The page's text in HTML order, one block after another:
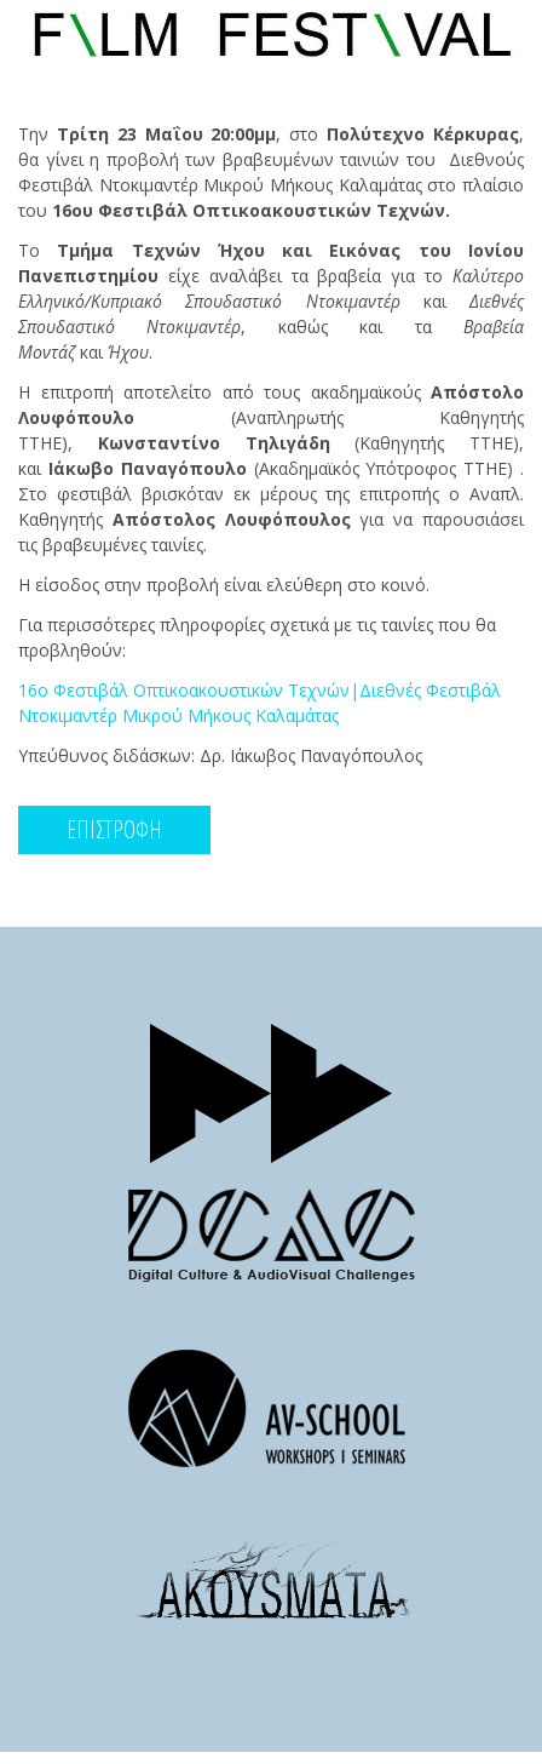
Την Τρίτη 23 Μαΐου 20:00μμ, στο Πολύτεχνο Κέρκυρας,
θα γίνει η προβολή των βραβευμένων ταινιών του Διεθνούς
Φεστιβάλ Ντοκιμαντέρ Μικρού Μήκους Καλαμάτας στο πλαίσιο
του 16ου Φεστιβάλ Οπτικοακουστικών Τεχνών.
To Τμήμα Τεχνών Ήχου και Εικόνας του Ιονίου
Πανεπιστημίου είχε αναλάβει τα βραβεία για το Καλύτερο
Ελληνικό/Κυπριακό Σπουδαστικό Ντοκιμαντέρκαι Διεθνές
Σπουδαστικό Ντοκιμαντέρ, καθώς και τα Βραβεία
Μοντάζκαι Ήχου.
Η επιτροπή αποτελείτο από τους ακαδημαϊκούς Απόστολο
Λουφόπουλο (Αναπληρωτής Καθηγητής
ΤΤΗΕ), Κωνσταντίνο Τηλιγάδη (Καθηγητής ΤΤΗΕ),
και Ιάκωβο Παναγόπουλο (Ακαδημαϊκός Υπότροφος ΤΤΗΕ) .
Στο φεστιβάλ βρισκόταν εκ μέρους της επιτροπής ο Αναπλ.
Καθηγητής Απόστολος Λουφόπουλοςγια να παρουσιάσει
τις βραβευμένες ταινίες.
Η είσοδος στην προβολή είναι ελεύθερη στο κοινό.
Για περισσότερες πληροφορίες σχετικά με τις ταινίες που θα
προβληθούν:
16ο Φεστιβάλ Οπτικοακουστικών Τεχνών|Διεθνές Φεστιβάλ
Ντοκιμαντέρ Μικρού Μήκους Καλαμάτας
Υπεύθυνος διδάσκων: Δρ. Ιάκωβος Παναγόπουλος
ΕΠΙΣΤΡΟΦΗ